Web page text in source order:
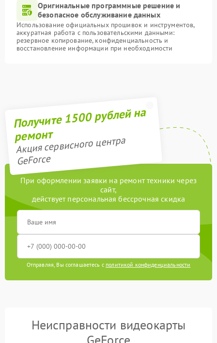
Оригинальные программные решение и
безопасное обслуживание данных
Использование официальных прошивок и инструментов,
аккуратная работа с пользовательскими данными:
резервное копирование, конфиденциальность и
восстановление информации при необходимости
Получите 1500 рублей на
ремонт
Акция сервисного центра
GeForce
При оформлении заявки на ремонт техники через
сайт,
действует персональная бессрочная скидка
Отправляя, Вы соглашаетесь с политикой конфиденциальности
Неисправности видеокарты